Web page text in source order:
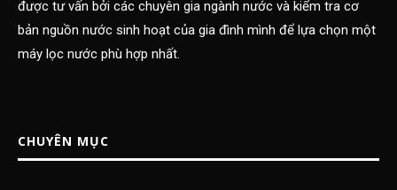
được tư vấn bởi các chuyên gia ngành nước và kiểm tra cơ
bản nguồn nước sinh hoạt của gia đình mình để lựa chọn một
máy lọc nước phù hợp nhất.
CHUYÊN MỤC